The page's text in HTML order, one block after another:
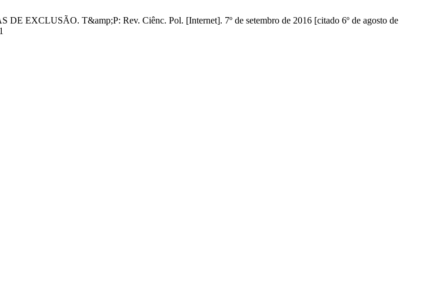
T&amp;P: Rev. Ciênc. Pol. [Internet]. 7º de setembro de 2016 [citado 6º de agosto de